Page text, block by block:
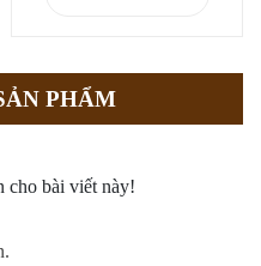
PHẨM
cho bài viết này!